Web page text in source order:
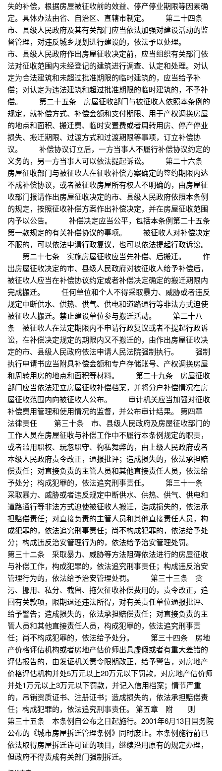
失的补偿，根据房屋被征收前的效益、停产停业期限等因素确
定。具体办法由省、自治区、直辖市制定。 第二十四条
市、县级人民政府及其有关部门应当依法加强对建设活动的监
督管理，对违反城乡规划进行建设的，依法予以处理。
市、县级人民政府作出房屋征收决定前，应当组织有关部门依
法对征收范围内未经登记的建筑进行调查、认定和处理。对认
定为合法建筑和未超过批准期限的临时建筑的，应当给予补
偿；对认定为违法建筑和超过批准期限的临时建筑的，不予补
偿。 第二十五条 房屋征收部门与被征收人依照本条例的
规定，就补偿方式、补偿金额和支付期限、用于产权调换房屋
的地点和面积、搬迁费、临时安置费或者周转用房、停产停业
损失、搬迁期限、过渡方式和过渡期限等事项，订立补偿协
议。 补偿协议订立后，一方当事人不履行补偿协议约定的
义务的，另一方当事人可以依法提起诉讼。 第二十六条
房屋征收部门与被征收人在征收补偿方案确定的签约期限内达
不成补偿协议，或者被征收房屋所有权人不明确的，由房屋征
收部门报请作出房屋征收决定的市、县级人民政府依照本条例
的规定，按照征收补偿方案作出补偿决定，并在房屋征收范围
内予以公告。 补偿决定应当公平，包括本条例第二十五条
第一款规定的有关补偿协议的事项。 被征收人对补偿决定
不服的，可以依法申请行政复议，也可以依法提起行政诉讼。
第二十七条 实施房屋征收应当先补偿、后搬迁。 作
出房屋征收决定的市、县级人民政府对被征收人给予补偿后，
被征收人应当在补偿协议约定或者补偿决定确定的搬迁期限内
完成搬迁。 任何单位和个人不得采取暴力、威胁或者违反
规定中断供水、供热、供气、供电和道路通行等非法方式迫使
被征收人搬迁。禁止建设单位参与搬迁活动。 第二十八
条 被征收人在法定期限内不申请行政复议或者不提起行政诉
讼，在补偿决定规定的期限内又不搬迁的，由作出房屋征收决
定的市、县级人民政府依法申请人民法院强制执行。 强制
执行申请书应当附具补偿金额和专户存储账号、产权调换房屋
和周转用房的地点和面积等材料。 第二十九条 房屋征收
部门应当依法建立房屋征收补偿档案，并将分户补偿情况在房
屋征收范围内向被征收人公布。 审计机关应当加强对征收
补偿费用管理和使用情况的监督，并公布审计结果。 第四章
法律责任 第三十条 市、县级人民政府及房屋征收部门的
工作人员在房屋征收与补偿工作中不履行本条例规定的职责，
或者滥用职权、玩忽职守、徇私舞弊的，由上级人民政府或者
本级人民政府责令改正，通报批评；造成损失的，依法承担赔
偿责任；对直接负责的主管人员和其他直接责任人员，依法给
予处分；构成犯罪的，依法追究刑事责任。 第三十一条
采取暴力、威胁或者违反规定中断供水、供热、供气、供电和
道路通行等非法方式迫使被征收人搬迁，造成损失的，依法承
担赔偿责任；对直接负责的主管人员和其他直接责任人员，构
成犯罪的，依法追究刑事责任；尚不构成犯罪的，依法给予处
分；构成违反治安管理行为的，依法给予治安管理处罚。
第三十二条 采取暴力、威胁等方法阻碍依法进行的房屋征收
与补偿工作，构成犯罪的，依法追究刑事责任；构成违反治安
管理行为的，依法给予治安管理处罚。 第三十三条 贪
污、挪用、私分、截留、拖欠征收补偿费用的，责令改正，追
回有关款项，限期退还违法所得，对有关责任单位通报批评、
给予警告；造成损失的，依法承担赔偿责任；对直接负责的主
管人员和其他直接责任人员，构成犯罪的，依法追究刑事责
任；尚不构成犯罪的，依法给予处分。 第三十四条 房地
产价格评估机构或者房地产估价师出具虚假或者有重大差错的
评估报告的，由发证机关责令限期改正，给予警告，对房地产
价格评估机构并处5万元以上20万元以下罚款，对房地产估价师
并处1万元以上3万元以下罚款，并记入信用档案；情节严重
的，吊销资质证书、注册证书；造成损失的，依法承担赔偿责
任；构成犯罪的，依法追究刑事责任。 第五章 附 则
第三十五条 本条例自公布之日起施行。2001年6月13日国务院
公布的《城市房屋拆迁管理条例》同时废止。本条例施行前已
依法取得房屋拆迁许可证的项目，继续沿用原有的规定办理，
但政府不得责成有关部门强制拆迁。